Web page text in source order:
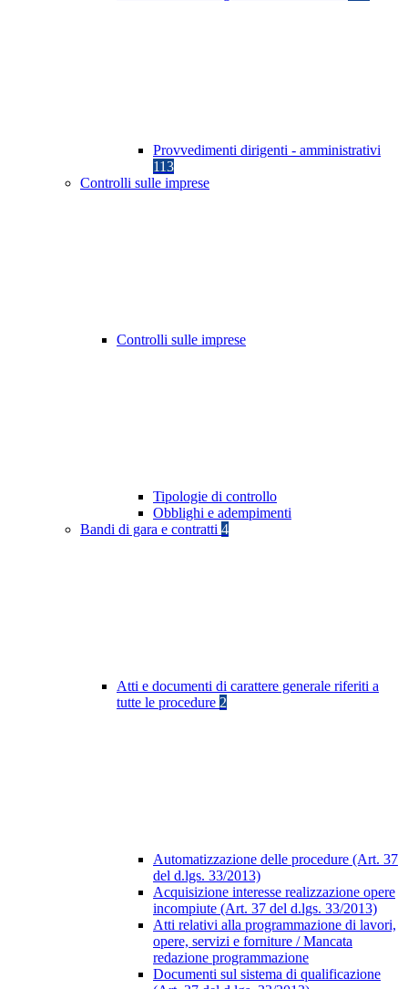
Provvedimenti dirigenti - amministrativi
113
Controlli sulle imprese
Controlli sulle imprese
Tipologie di controllo
Obblighi e adempimenti
Bandi di gara e contratti 4
Atti e documenti di carattere generale riferiti a
tutte le procedure 2
Automatizzazione delle procedure (Art. 37
del d.lgs. 33/2013)
Acquisizione interesse realizzazione opere
incompiute (Art. 37 del d.lgs. 33/2013)
Atti relativi alla programmazione di lavori,
opere, servizi e forniture / Mancata
redazione programmazione
Documenti sul sistema di qualificazione